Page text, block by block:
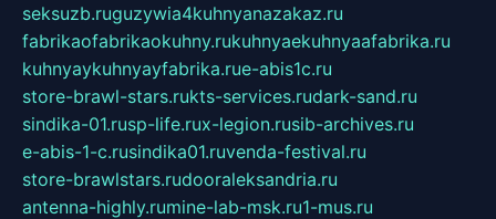
seksuzb.ruguzywia4kuhnyanazakaz.ru
fabrikaofabrikaokuhny.rukuhnyaekuhnyaafabrika.ru
kuhnyaykuhnyayfabrika.rue-abis1c.ru
store-brawl-stars.rukts-services.rudark-sand.ru
sindika-01.rusp-life.rux-legion.rusib-archives.ru
e-abis-1-c.rusindika01.ruvenda-festival.ru
store-brawlstars.rudooraleksandria.ru
antenna-highly.rumine-lab-msk.ru1-mus.ru